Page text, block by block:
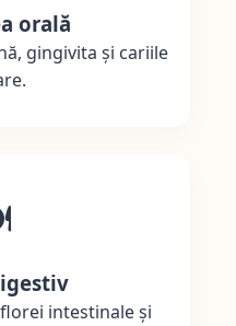
orală
gingivita și cariile
intestinale și